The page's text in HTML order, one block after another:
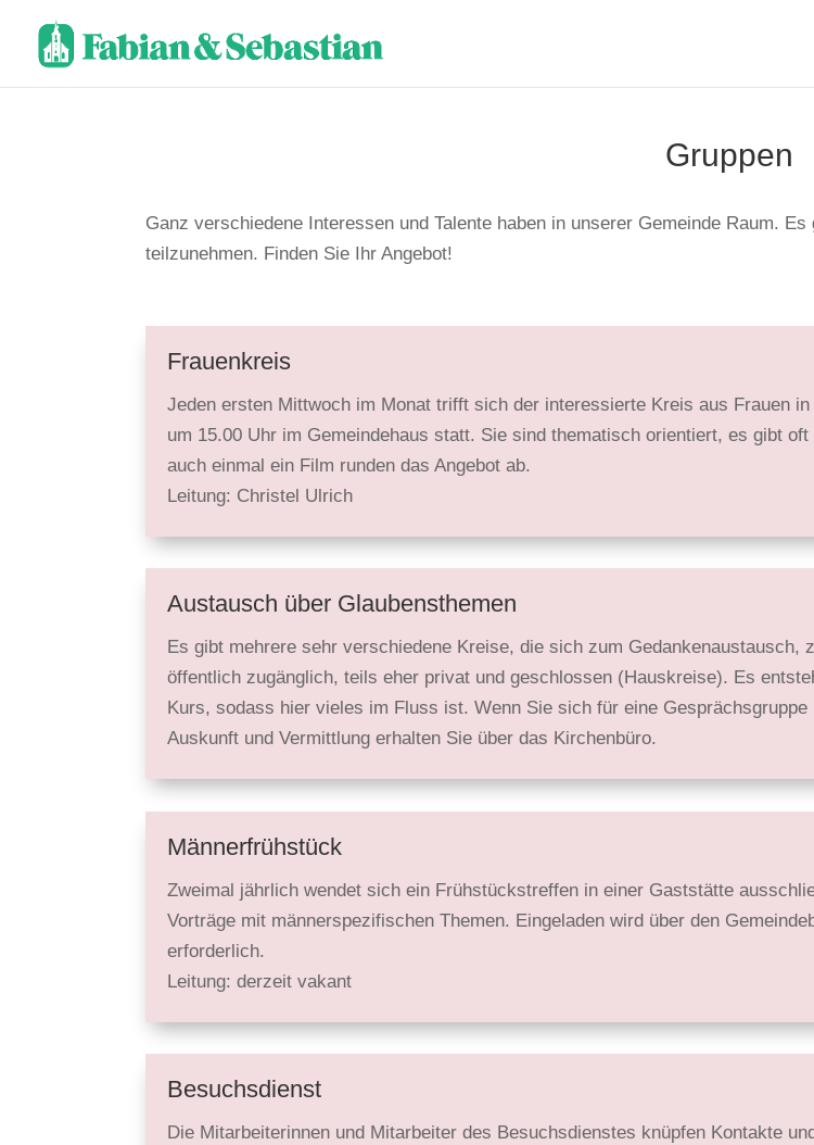
Gruppen
Ganz verschiedene Interessen und Talente haben in unserer Gemeinde Raum.
teil­zunehmen. Finden Sie Ihr Angebot!
Frauenkreis
Jeden ersten Mittwoch im Monat trifft sich der interes­sierte Kreis aus Frauen
um 15.00 Uhr im Gemeindehaus statt. Sie sind thematisch orientiert, es gibt
auch einmal ein Film runden das Angebot ab.
Leitung: Christel Ulrich
Austausch über Glaubens­themen
Es gibt mehrere sehr verschie­dene Kreise, die sich zum Gedanken­austausch,
öffent­lich zugänglich, teils eher privat und geschlossen (Hauskreise). Es
Kurs, sodass hier vieles im Fluss ist. Wenn Sie sich für eine
Auskunft und Vermittlung erhalten Sie über das Kirchenbüro.
Männerfrühstück
Zweimal jährlich wendet sich ein Frühstücks­treffen in einer Gast­stätte
Vorträge mit männer­spezifischen Themen. Eingeladen wird über den
erforder­lich.
Leitung: derzeit vakant
Besuchsdienst
Die Mitarbeite­rinnen und Mitarbeiter des Besuchs­dienstes knüpfen Kontakte